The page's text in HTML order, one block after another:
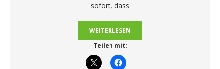
sofort, dass
WEITERLESEN
Teilen mit: